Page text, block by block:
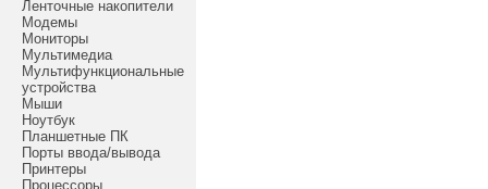
Ленточные накопители
Модемы
Мониторы
Мультимедиа
Мультифункциональные
устройства
Мыши
Ноутбук
Планшетные ПК
Порты ввода/вывода
Принтеры
Процессоры